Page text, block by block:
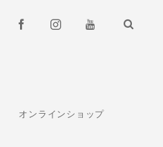
オンラインショップ